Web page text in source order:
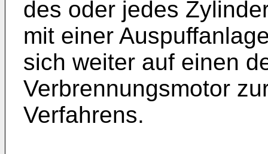
des oder jedes
mit einer
sich weiter auf einen
Verbrennungsmotor
Verfahrens.